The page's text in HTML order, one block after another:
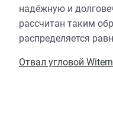
надёжную и
рассчитан таким
распределяется
Отвал угловой